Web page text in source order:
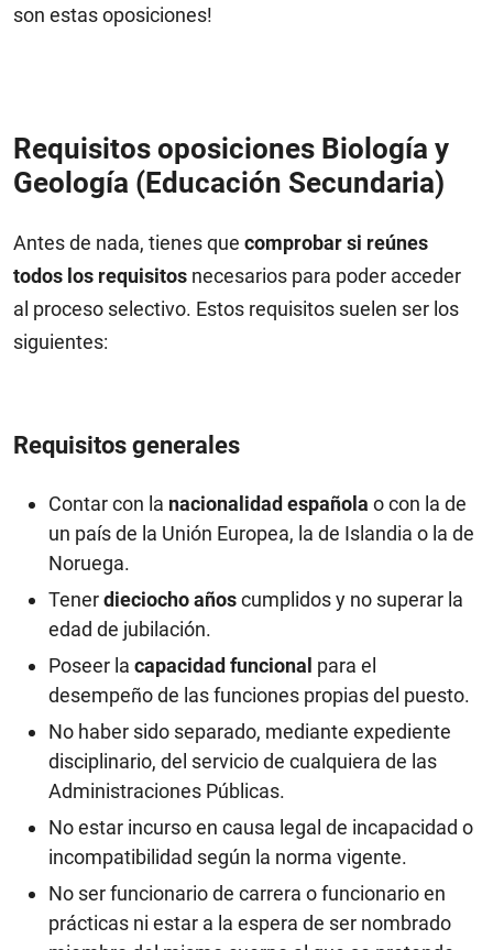
son estas oposiciones!
Requisitos oposiciones Biología y
Geología (Educación Secundaria)
Antes de nada, tienes que comprobar si reúnes
todos los requisitos necesarios para poder acceder
al proceso selectivo. Estos requisitos suelen ser los
siguientes:
Requisitos generales
Contar con la nacionalidad española o con la de
un país de la Unión Europea, la de Islandia o la de
Noruega.
Tenerdieciocho añoscumplidos y no superar la
edad de jubilación.
Poseer la capacidad funcional para el
desempeño de las funciones propias del puesto.
No haber sido separado, mediante expediente
disciplinario, del servicio de cualquiera de las
Administraciones Públicas.
No estar incurso en causa legal de incapacidad o
incompatibilidad según la norma vigente.
No ser funcionario de carrera o funcionario en
prácticas ni estar a la espera de ser nombrado